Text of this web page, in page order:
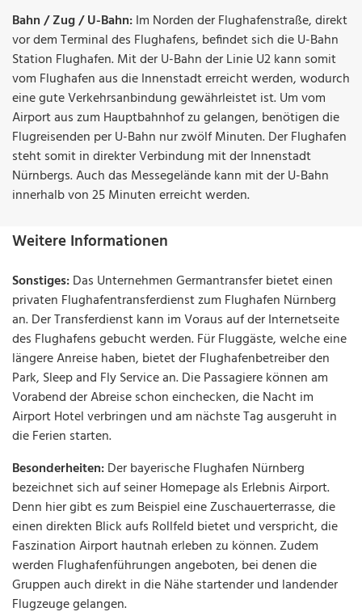
Bahn / Zug / U-Bahn:Im Norden der Flughafenstraße, direkt
vor dem Terminal des Flughafens, befindet sich die U-Bahn
Station Flughafen. Mit der U-Bahn der Linie U2 kann somit
vom Flughafen aus die Innenstadt erreicht werden, wodurch
eine gute Verkehrsanbindung gewährleistet ist. Um vom
Airport aus zum Hauptbahnhof zu gelangen, benötigen die
Flugreisenden per U-Bahn nur zwölf Minuten. Der Flughafen
steht somit in direkter Verbindung mit der Innenstadt
Nürnbergs. Auch das Messegelände kann mit der U-Bahn
innerhalb von 25 Minuten erreicht werden.
Weitere Informationen
Sonstiges:Das Unternehmen Germantransfer bietet einen
privaten Flughafentransferdienst zum Flughafen Nürnberg
an. Der Transferdienst kann im Voraus auf der Internetseite
des Flughafens gebucht werden. Für Fluggäste, welche eine
längere Anreise haben, bietet der Flughafenbetreiber den
Park, Sleep and Fly Service an. Die Passagiere können am
Vorabend der Abreise schon einchecken, die Nacht im
Airport Hotel verbringen und am nächste Tag ausgeruht in
die Ferien starten.
Besonderheiten:Der bayerische Flughafen Nürnberg
bezeichnet sich auf seiner Homepage als Erlebnis Airport.
Denn hier gibt es zum Beispiel eine Zuschauerterrasse, die
einen direkten Blick aufs Rollfeld bietet und verspricht, die
Faszination Airport hautnah erleben zu können. Zudem
werden Flughafenführungen angeboten, bei denen die
Gruppen auch direkt in die Nähe startender und landender
Flugzeuge gelangen.